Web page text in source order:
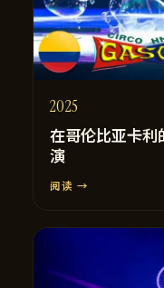
2025
在哥伦比亚卡
演
阅读 →